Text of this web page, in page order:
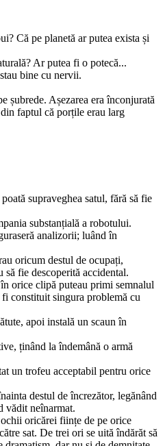
Că pe planetă ar putea exista și
Ar putea fi o potecă...
bine cu nervii.
șubrede. Așezarea era înconjurată
faptul că porțile erau larg
supraveghea satul, fără să fie
substanțială a robotului.
ana­lizorii; luând în
oricum destul de ocupați,
fie descoperită accidental.
orice clipă puteau primi semnalul
fi constituit singura problemă cu
apoi instală un scaun în
ținând la îndemână o armă
un trofeu accep­tabil pentru orice
destul de încrezător, legănând
vădit neînarmat.
oricărei ființe de pe orice
sat. De trei ori se uită îndărăt să